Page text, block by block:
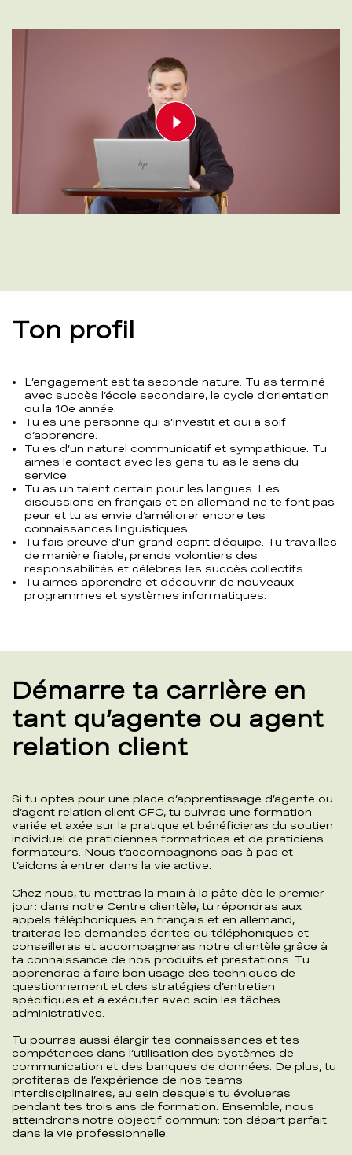
00:00
Ton profil
L’engagement est ta seconde nature. Tu as terminé
avec succès l’école secondaire, le cycle d’orientation
ou la 10e année.
Tu es une personne qui s’investit et qui a soif
d’apprendre.
Tu es d’un naturel communicatif et sympathique. Tu
aimes le contact avec les gens tu as le sens du
service.
Tu as un talent certain pour les langues. Les
discussions en français et en allemand ne te font pas
peur et tu as envie d’améliorer encore tes
connaissances linguistiques.
Tu fais preuve d’un grand esprit d’équipe. Tu travailles
de manière fiable, prends volontiers des
responsabilités et célèbres les succès collectifs.
Tu aimes apprendre et découvrir de nouveaux
programmes et systèmes informatiques.
Démarre ta carrière en
tant qu’agente ou agent
relation client
Si tu optes pour une place d’apprentissage d’agente ou
d’agent relation client CFC, tu suivras une formation
variée et axée sur la pratique et bénéficieras du soutien
individuel de praticiennes formatrices et de praticiens
formateurs. Nous t’accompagnons pas à pas et
t’aidons à entrer dans la vie active.
Chez nous, tu mettras la main à la pâte dès le premier
jour: dans notre Centre clientèle, tu répondras aux
appels téléphoniques en français et en allemand,
traiteras les demandes écrites ou téléphoniques et
conseilleras et accompagneras notre clientèle grâce à
ta connaissance de nos produits et prestations. Tu
apprendras à faire bon usage des techniques de
questionnement et des stratégies d’entretien
spécifiques et à exécuter avec soin les tâches
administratives.
Tu pourras aussi élargir tes connaissances et tes
compétences dans l’utilisation des systèmes de
communication et des banques de données. De plus, tu
profiteras de l’expérience de nos teams
interdisciplinaires, au sein desquels tu évolueras
pendant tes trois ans de formation. Ensemble, nous
atteindrons notre objectif commun: ton départ parfait
dans la vie professionnelle.